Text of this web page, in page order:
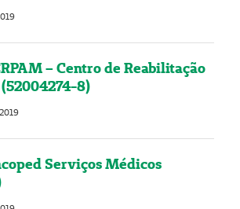
– Centro de Reabilitação
8)
Serviços Médicos